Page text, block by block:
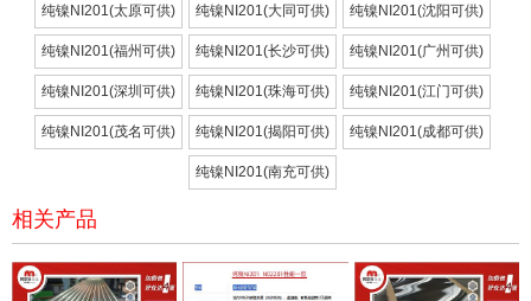
纯镍NI201(太原可供) 纯镍NI201(大同可供) 纯镍NI201(沈阳可供)
纯镍NI201(福州可供) 纯镍NI201(长沙可供) 纯镍NI201(广州可供)
纯镍NI201(深圳可供) 纯镍NI201(珠海可供) 纯镍NI201(江门可供)
纯镍NI201(茂名可供) 纯镍NI201(揭阳可供) 纯镍NI201(成都可供)
纯镍NI201(南充可供)
相关产品